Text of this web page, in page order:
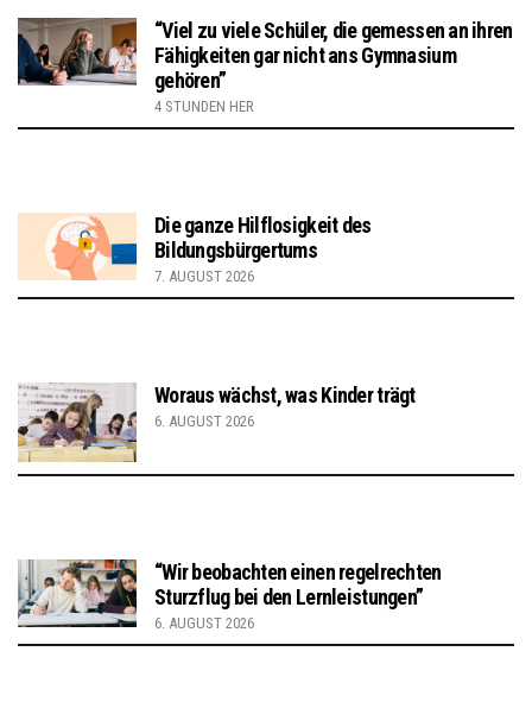
“Viel zu viele Schüler, die gemessen an ihren
Fähigkeiten gar nicht ans Gymnasium
gehören”
4 STUNDEN HER
Die ganze Hilflosigkeit des
Bildungsbürgertums
7. AUGUST 2026
Woraus wächst, was Kinder trägt
6. AUGUST 2026
“Wir beobachten einen regelrechten
Sturzflug bei den Lernleistungen”
6. AUGUST 2026